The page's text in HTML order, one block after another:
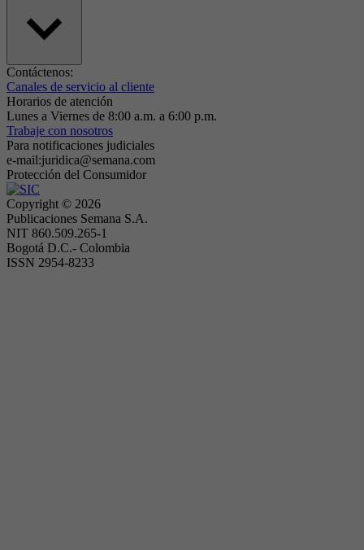
Contáctenos:
Canales de servicio al cliente
Horarios de atención
Lunes a Viernes de 8:00 a.m. a 6:00 p.m.
Trabaje con nosotros
Para notificaciones judiciales
e-mail:juridica@semana.com
Protección del Consumidor
Copyright © 2026
Publicaciones Semana S.A.
NIT 860.509.265-1
Bogotá D.C.- Colombia
ISSN 2954-8233